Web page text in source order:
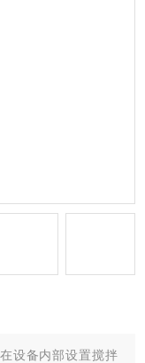
设备内部设置搅拌